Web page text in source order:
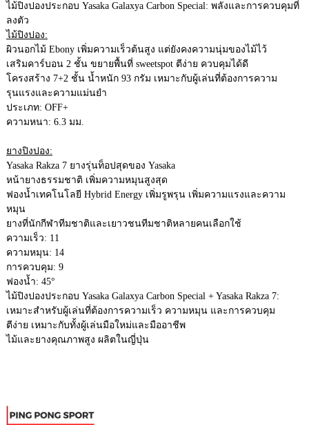
ไม้ปิงปองประกอบ Yasaka Galaxya Carbon Special: พลังและการควบคุมที่
ลงตัว
ไม้ปิงปอง:
ผิวนอกไม้ Ebony เพิ่มความเร็วต้นสูง แต่ยังคงความนุ่มของไม้ไว้
เสริมคาร์บอน 2 ชั้น ขยายพื้นที่ sweetspot ตีง่าย ควบคุมได้ดี
โครงสร้าง 7+2 ชั้น น้ำหนัก 93 กรัม เหมาะกับผู้เล่นที่ต้องการความ
รุนแรงและความแม่นยำ
ประเภท: OFF+
ความหนา: 6.3 มม.
ยางปิงปอง:
Yasaka Rakza 7 ยางรุ่นท็อปสุดของ Yasaka
หน้ายางธรรมชาติ เพิ่มความหมุนสูงสุด
ฟองน้ำเทคโนโลยี Hybrid Energy เพิ่มรูพรุน เพิ่มความแรงและความ
หมุน
ยางที่นักกีฬาทีมชาติและเยาวชนทีมชาติหลายคนเลือกใช้
ความเร็ว: 11
ความหมุน: 14
การควบคุม: 9
ฟองน้ำ: 45°
ไม้ปิงปองประกอบ Yasaka Galaxya Carbon Special + Yasaka Rakza 7:
เหมาะสำหรับผู้เล่นที่ต้องการความเร็ว ความหมุน และการควบคุม
ตีง่าย เหมาะกับทั้งผู้เล่นมือใหม่และมืออาชีพ
ไม้และยางคุณภาพสูง ผลิตในญี่ปุ่น